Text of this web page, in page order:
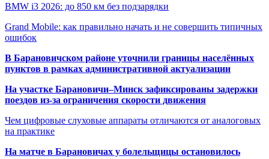
BMW i3 2026: до 850 км без подзарядки
Grand Mobile: как правильно начать и не совершить типичных
ошибок
В Барановичском районе уточнили границы населённых
пунктов в рамках административной актуализации
На участке Барановичи–Минск зафиксированы задержки
поездов из-за ограничения скорости движения
Чем цифровые слуховые аппараты отличаются от аналоговых
на практике
На матче в Барановичах у болельщицы остановилось